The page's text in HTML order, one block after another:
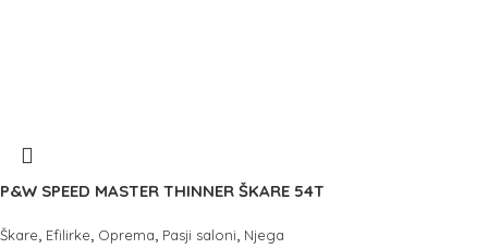
P&W SPEED MASTER THINNER ŠKARE 54T
Škare, Efilirke, Oprema, Pasji saloni, Njega